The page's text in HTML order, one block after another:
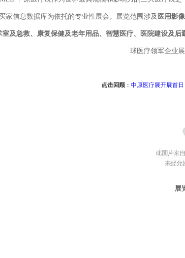
家信息数据库为依托的专业性展会。展览范围涉及 医用影
室及急救、康复保健及老年用品、智慧医疗、医院建设及后
球医疗领军企业
点击回顾 ： 中原医疗展开展首
展